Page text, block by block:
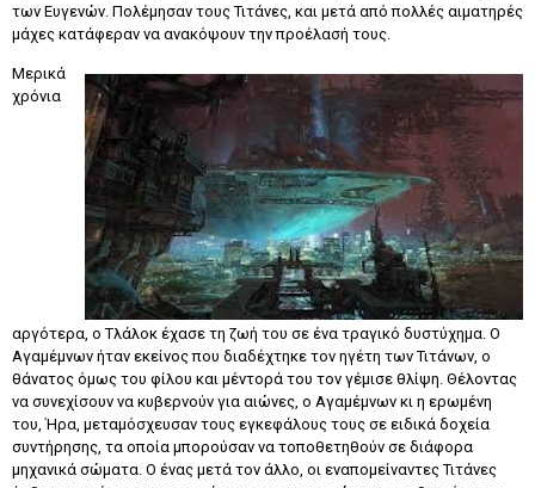
των Ευγενών. Πολέμησαν τους Τιτάνες, και μετά από πολλές αιματηρές
μάχες κατάφεραν να ανακόψουν την προέλασή τους.
Μερικά
χρόνια
αργότερα, ο Τλάλοκ έχασε τη ζωή του σε ένα τραγικό δυστύχημα. Ο
Αγαμέμνων ήταν εκείνος που διαδέχτηκε τον ηγέτη των Τιτάνων, ο
θάνατος όμως του φίλου και μέντορά του τον γέμισε θλίψη. Θέλοντας
να συνεχίσουν να κυβερνούν για αιώνες, ο Αγαμέμνων κι η ερωμένη
του, Ήρα, μεταμόσχευσαν τους εγκεφάλους τους σε ειδικά δοχεία
συντήρησης, τα οποία μπορούσαν να τοποθετηθούν σε διάφορα
μηχανικά σώματα. Ο ένας μετά τον άλλο, οι εναπομείναντες Τιτάνες